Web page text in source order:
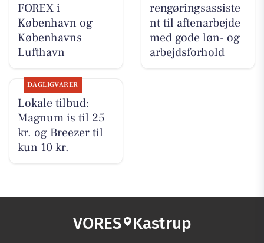
FOREX i
København og
Københavns
Lufthavn
rengøringsassiste
nt til aftenarbejde
med gode løn- og
arbejdsforhold
DAGLIGVARER
Lokale tilbud:
Magnum is til 25
kr. og Breezer til
kun 10 kr.
VORES Kastrup